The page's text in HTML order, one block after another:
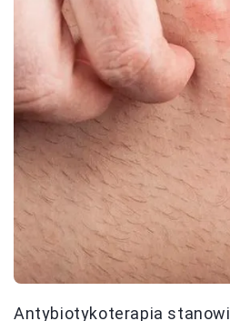
Antybiotykoterapia stanowi